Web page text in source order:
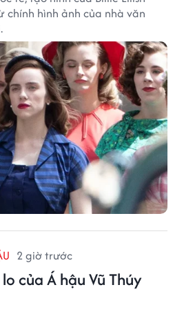
hình ảnh của nhà văn
2 giờ trước
của Á hậu Vũ Thúy